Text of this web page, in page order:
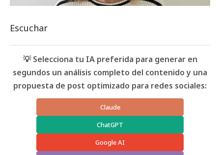
Escuchar
💡 Selecciona tu IA preferida para generar en
segundos un análisis completo del contenido y una
propuesta de post optimizado para redes sociales:
Claude
ChatGPT
Google AI